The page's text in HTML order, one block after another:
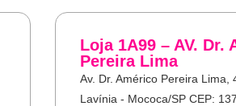
Loja 1A99 – AV. Dr.
Pereira Lima
Av. Dr. Américo Pereira Lima,
Lavínia - Mococa/SP CEP: